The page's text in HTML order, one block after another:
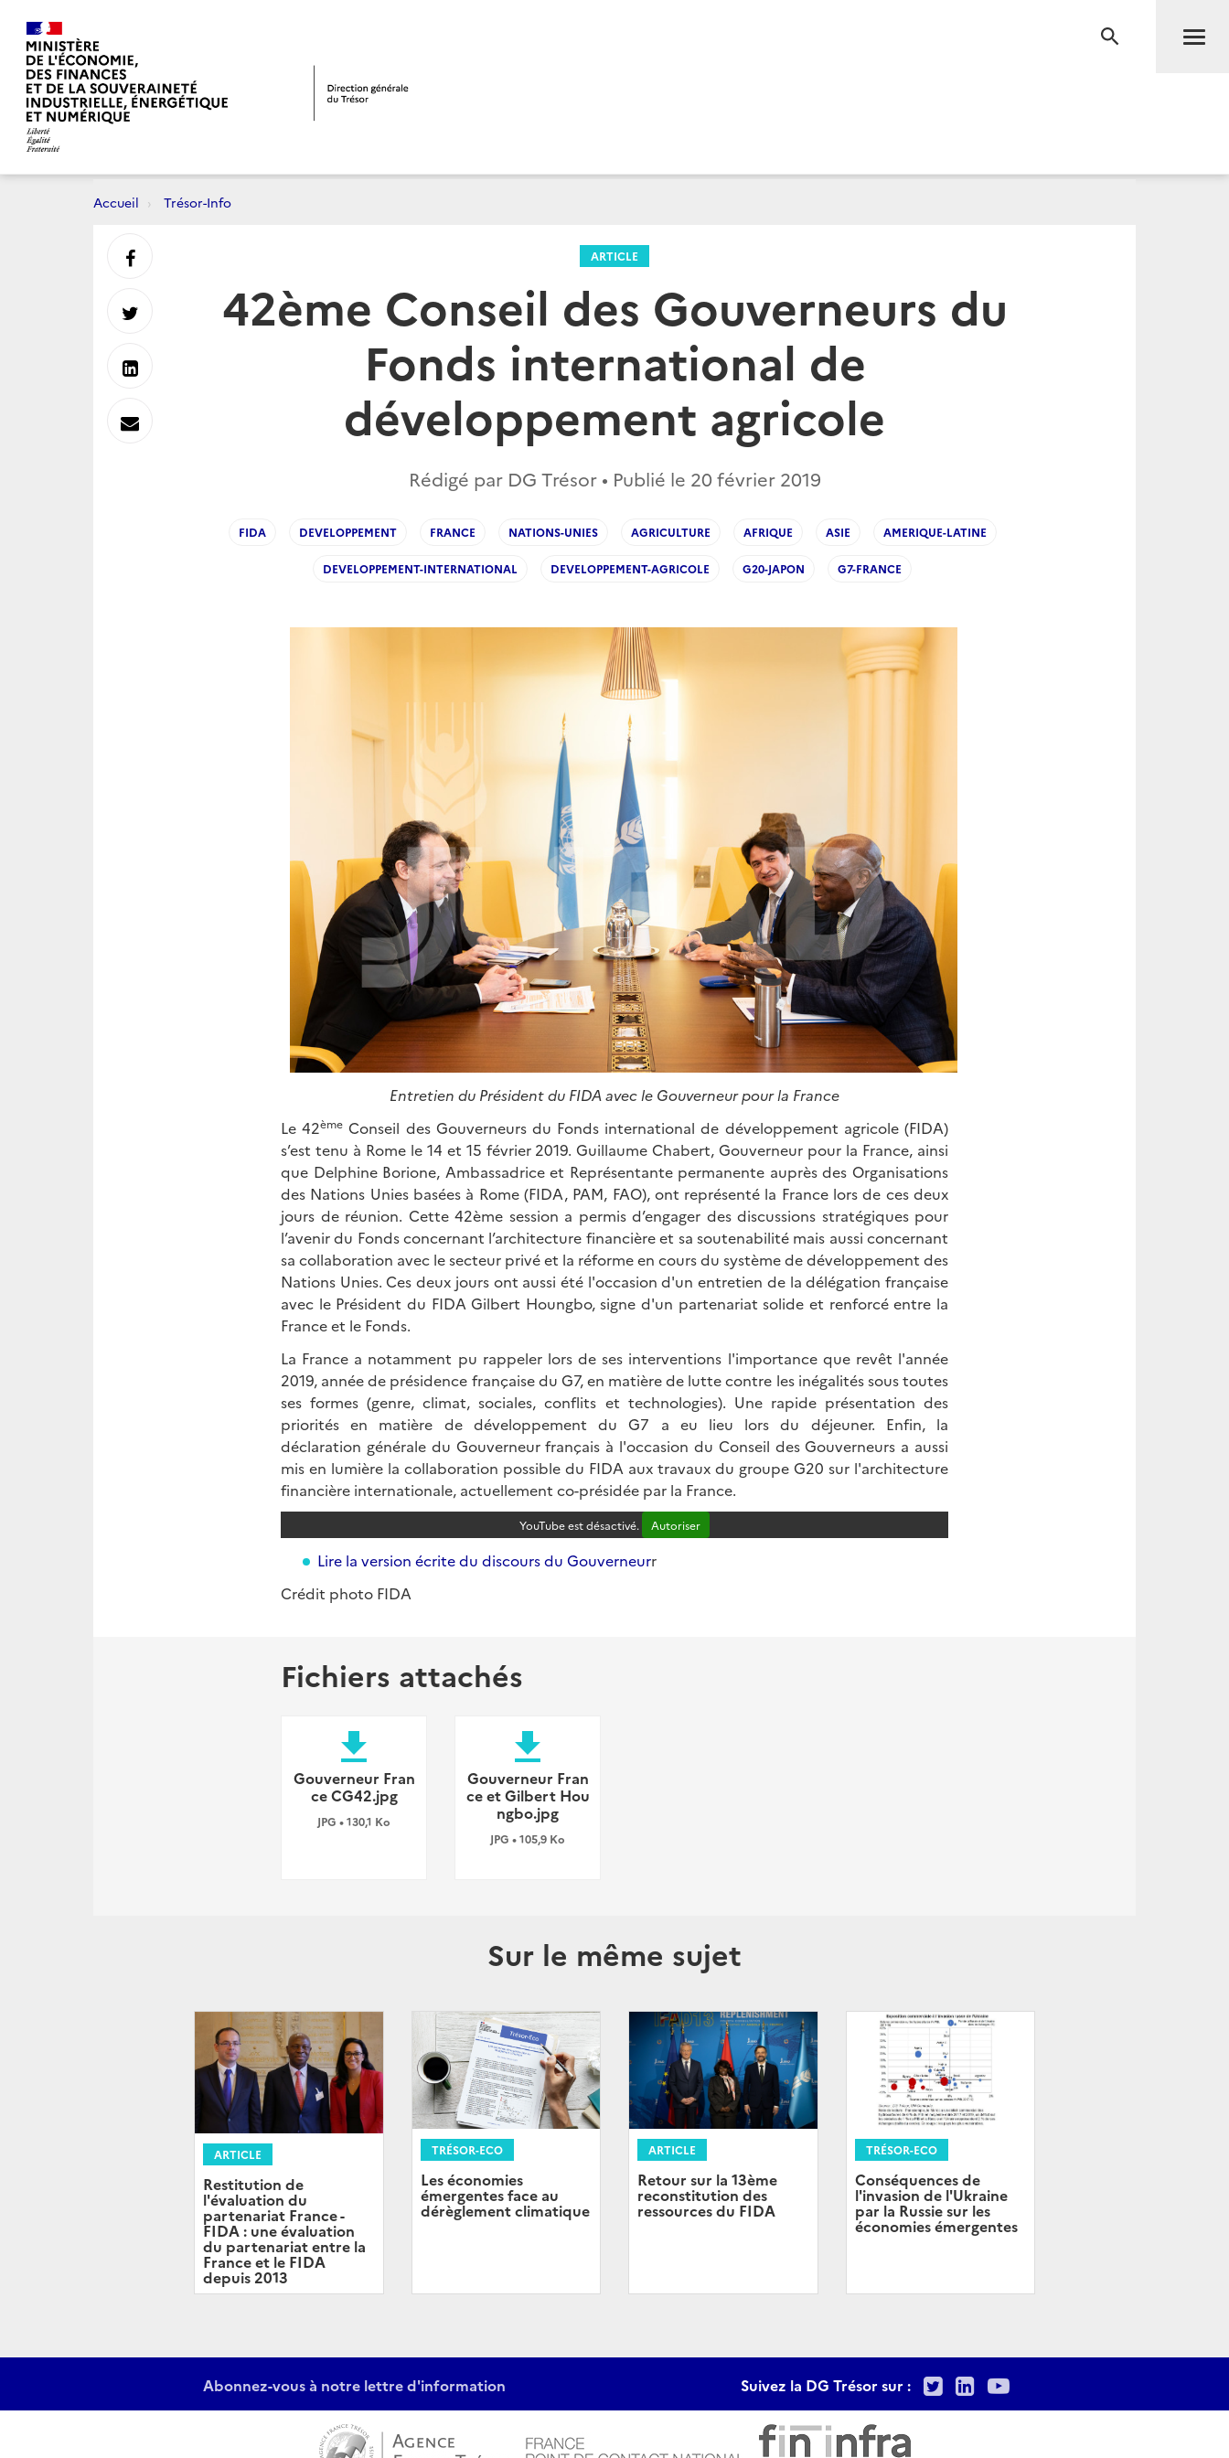
RECHERCHE
Accueil Trésor-Info
ARTICLE
42ème Conseil des Gouverneurs du
Fonds international de
développement agricole
Rédigé par DG Trésor • Publié le 20 février 2019
FIDA DEVELOPPEMENT FRANCE NATIONS-UNIES AGRICULTURE AFRIQUE ASIE AMERIQUE-LATINE
DEVELOPPEMENT-INTERNATIONAL DEVELOPPEMENT-AGRICOLE G20-JAPON G7-FRANCE
Entretien du Président du FIDA avec le Gouverneur pour la France
Le 42ème Conseil des Gouverneurs du Fonds international de développement agricole (FIDA)
s’est tenu à Rome le 14 et 15 février 2019. Guillaume Chabert, Gouverneur pour la France, ainsi
que Delphine Borione, Ambassadrice et Représentante permanente auprès des Organisations
des Nations Unies basées à Rome (FIDA, PAM, FAO), ont représenté la France lors de ces deux
jours de réunion. Cette 42ème session a permis d’engager des discussions stratégiques pour
l’avenir du Fonds concernant l’architecture financière et sa soutenabilité mais aussi concernant
sa collaboration avec le secteur privé et la réforme en cours du système de développement des
Nations Unies. Ces deux jours ont aussi été l'occasion d'un entretien de la délégation française
avec le Président du FIDA Gilbert Houngbo, signe d'un partenariat solide et renforcé entre la
France et le Fonds.
La France a notamment pu rappeler lors de ses interventions l'importance que revêt l'année
2019, année de présidence française du G7, en matière de lutte contre les inégalités sous toutes
ses formes (genre, climat, sociales, conflits et technologies). Une rapide présentation des
priorités en matière de développement du G7 a eu lieu lors du déjeuner. Enfin, la
déclaration générale du Gouverneur français à l'occasion du Conseil des Gouverneurs a aussi
mis en lumière la collaboration possible du FIDA aux travaux du groupe G20 sur l'architecture
financière internationale, actuellement co-présidée par la France.
YouTube est désactivé. Autoriser
Lire la version écrite du discours du Gouverneurr
Crédit photo FIDA
Fichiers attachés
file_download
Gouverneur Fran
ce CG42.jpg
JPG • 130,1 Ko
file_download
Gouverneur Fran
ce et Gilbert Hou
ngbo.jpg
JPG • 105,9 Ko
Sur le même sujet
ARTICLE
Restitution de
l'évaluation du
partenariat France -
FIDA : une évaluation
du partenariat entre la
France et le FIDA
depuis 2013
TRÉSOR-ECO
Les économies
émergentes face au
dérèglement climatique
ARTICLE
Retour sur la 13ème
reconstitution des
ressources du FIDA
TRÉSOR-ECO
Conséquences de
l'invasion de l'Ukraine
par la Russie sur les
économies émergentes
Partager
sur
Partager
sur
Partager
sur
Envoyer
Abonnez-vous à notre lettre d'information Suivez la DG Trésor sur : TwitterLinkedIn
Youtube